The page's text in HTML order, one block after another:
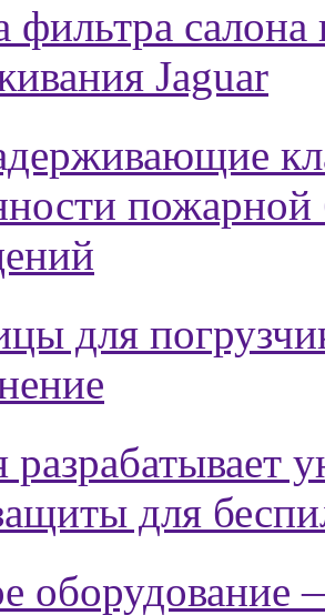
фильтра
Jaguar
пожарной
для
разрабатывает
для